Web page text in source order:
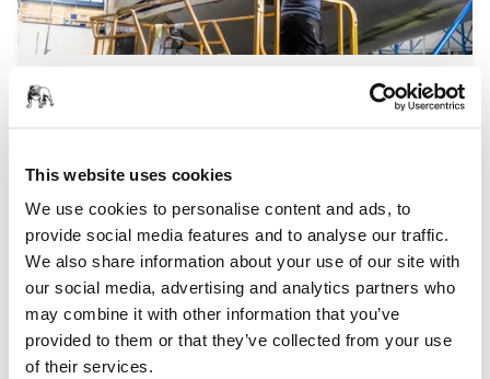
This website uses cookies
We use cookies to personalise content and ads, to
provide social media features and to analyse our traffic.
We also share information about your use of our site with
our social media, advertising and analytics partners who
may combine it with other information that you’ve
provided to them or that they’ve collected from your use
of their services.
Acabado de Superficies en el Sector Náutico